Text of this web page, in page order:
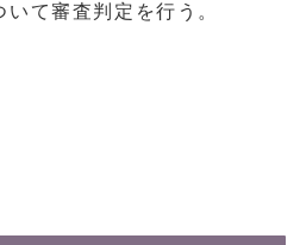
て審査判定を行う。